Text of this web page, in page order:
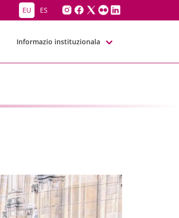
EU ES
Informazio instituzionala